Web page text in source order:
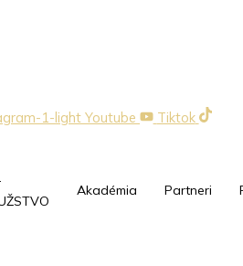
1-light Youtube Tiktok
Akadémia Partneri